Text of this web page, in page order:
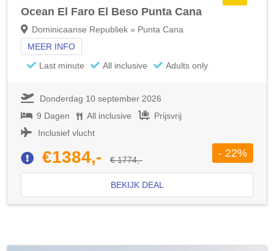
Ocean El Faro El Beso Punta Cana
Dominicaanse Republiek » Punta Cana
MEER INFO
Last minute
All inclusive Adults only
Donderdag 10 september 2026
9 Dagen
All inclusive
Prijsvrij
Inclusief vlucht
€1384,- € 1774,-
- 22%
BEKIJK DEAL